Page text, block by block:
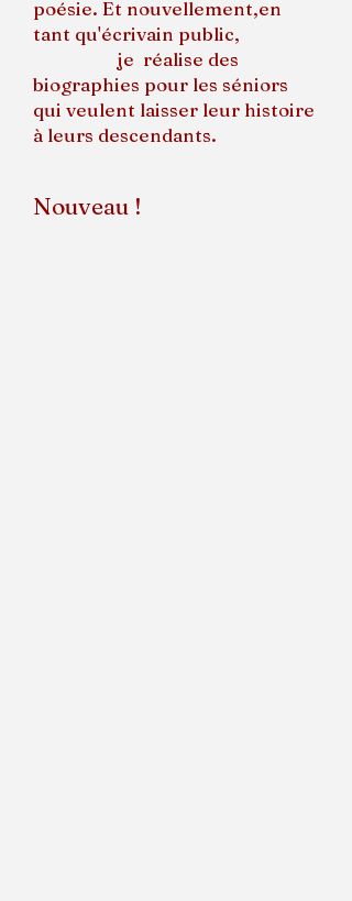
poésie. Et nouvellement,en
tant qu'écrivain public,
je réalise des
biographies pour les séniors
qui veulent laisser leur histoire
à leurs descendants.
Nouveau !